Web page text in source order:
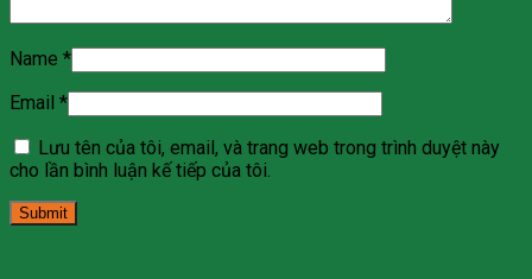
Name *
Email *
Lưu tên của tôi, email, và trang web trong trình duyệt này
cho lần bình luận kế tiếp của tôi.